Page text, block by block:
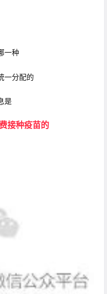
一种
一分配的
是
接种疫苗的